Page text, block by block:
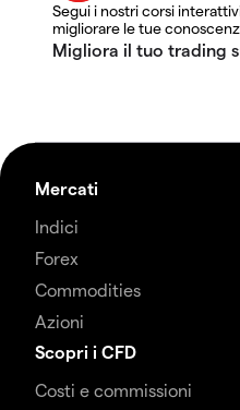
Segui i nostri corsi
migliorare le tue
Mercati
Indici
Forex
Commodities
Azioni
Scopri i CFD
Costi e commissioni